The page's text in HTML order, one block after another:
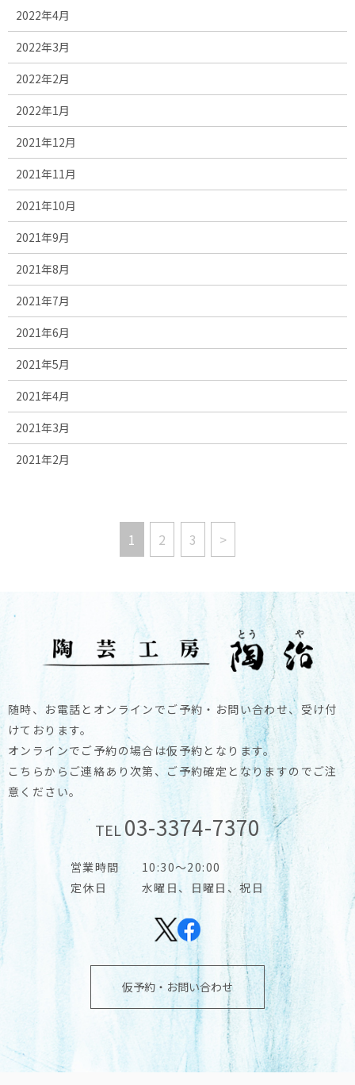
2022年4月
2022年3月
2022年2月
2022年1月
2021年12月
2021年11月
2021年10月
2021年9月
2021年8月
2021年7月
2021年6月
2021年5月
2021年4月
2021年3月
2021年2月
1 2 3 >
随時、お電話とオンラインでご予約・お問い合わせ、受け付
けております。
オンラインでご予約の場合は仮予約となります。
こちらからご連絡あり次第、ご予約確定となりますのでご注
意ください。
TEL03-3374-7370
営業時間
10:30～20:00
定休日
水曜日、日曜日、祝日
仮予約・お問い合わせ